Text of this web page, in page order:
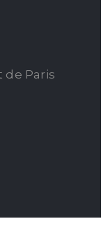
de Paris